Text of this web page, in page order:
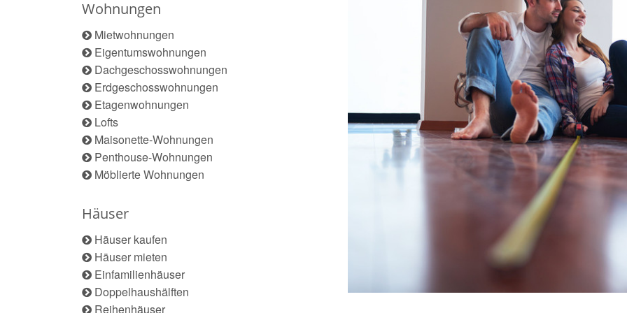
Wohnungen
Mietwohnungen
Eigentumswohnungen
Dachgeschosswohnungen
Erdgeschosswohnungen
Etagenwohnungen
Lofts
Maisonette-Wohnungen
Penthouse-Wohnungen
Möblierte Wohnungen
Häuser
Häuser kaufen
Häuser mieten
Einfamilienhäuser
Doppelhaushälften
Reihenhäuser